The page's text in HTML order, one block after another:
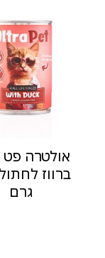
אולטרה
גרם